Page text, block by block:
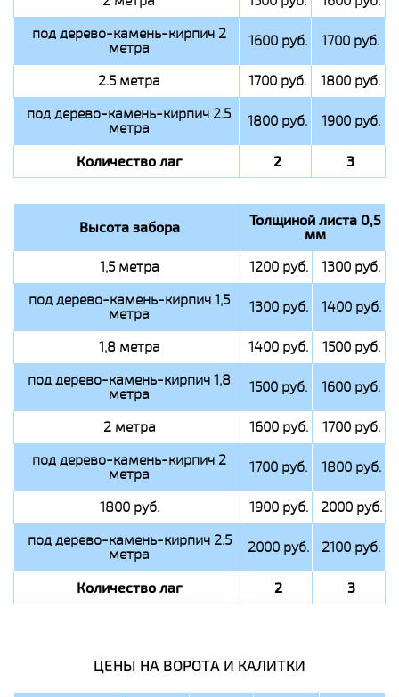
под дерево-камень-кирпич 2
метра 1600 руб. 1700 руб.
2.5 метра 1700 руб.
1800 руб.
под дерево-камень-кирпич 2.5
метра 1800 руб. 1900 руб.
Количество лаг 2 3
Высота забора Толщиной листа 0,5
мм
1,5 метра 1200 руб.
1300 руб.
под дерево-камень-кирпич 1,5
метра 1300 руб. 1400 руб.
1,8 метра 1400 руб.
1500 руб.
под дерево-камень-кирпич 1,8
метра 1500 руб. 1600 руб.
2 метра 1600 руб.
1700 руб.
под дерево-камень-кирпич 2
метра 1700 руб. 1800 руб.
1800 руб. 1900 руб.
2000 руб.
под дерево-камень-кирпич 2.5
метра 2000 руб. 2100 руб.
Количество лаг 2 3
ЦЕНЫ НА ВОРОТА И КАЛИТКИ